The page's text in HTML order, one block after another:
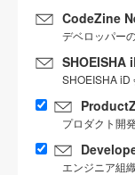
CodeZine
デベロッパー
SHOEISHA
SHOEISHA iD
プロダクト開
エンジニア組